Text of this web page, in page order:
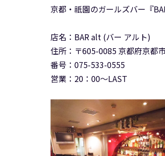
京都・祇園のガールズバー『
店名：BAR alt (バー アルト)
住所：〒605-0085 京都府京都
番号：075-533-0555
営業：20：00～LAST